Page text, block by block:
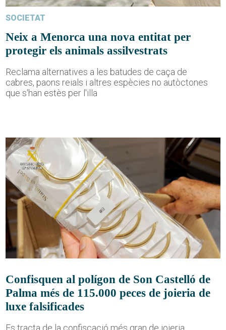
SOCIETAT
Neix a Menorca una nova entitat per
protegir els animals assilvestrats
Reclama alternatives a les batudes de caça de
cabres, paons reials i altres espècies no autòctones
que s'han estès per l'illa
Confisquen al polígon de Son Castelló de
Palma més de 115.000 peces de joieria de
luxe falsificades
Es tracta de la confiscació més gran de joieria